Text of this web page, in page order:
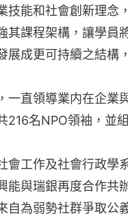
技能和社會創新理念
其課程架構，讓學員
展成更可持續之結構
一直領導業内在企業
216名NPO領袖，並
會工作及社會行政學
能與瑞銀再度合作共
自為弱勢社群爭取公